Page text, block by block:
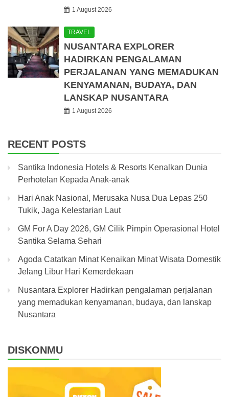
1 August 2026
TRAVEL
NUSANTARA EXPLORER
HADIRKAN PENGALAMAN
PERJALANAN YANG MEMADUKAN
KENYAMANAN, BUDAYA, DAN
LANSKAP NUSANTARA
1 August 2026
RECENT POSTS
Santika Indonesia Hotels & Resorts Kenalkan Dunia
Perhotelan Kepada Anak-anak
Hari Anak Nasional, Merusaka Nusa Dua Lepas 250
Tukik, Jaga Kelestarian Laut
GM For A Day 2026, GM Cilik Pimpin Operasional Hotel
Santika Selama Sehari
Agoda Catatkan Minat Kenaikan Minat Wisata Domestik
Jelang Libur Hari Kemerdekaan
Nusantara Explorer Hadirkan pengalaman perjalanan
yang memadukan kenyamanan, budaya, dan lanskap
Nusantara
DISKONMU